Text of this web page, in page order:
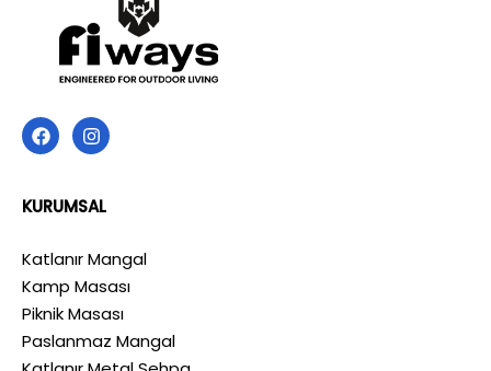
KURUMSAL
Katlanır Mangal
Kamp Masası
Piknik Masası
Paslanmaz Mangal